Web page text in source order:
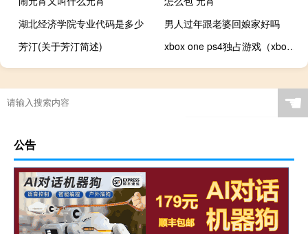
湖北经济学院专业代码是多少
男人过年跟老婆回娘家好吗
芳汀(关于芳汀简述)
xbox one ps4独占游戏（xbox one ps4）
☚
公告